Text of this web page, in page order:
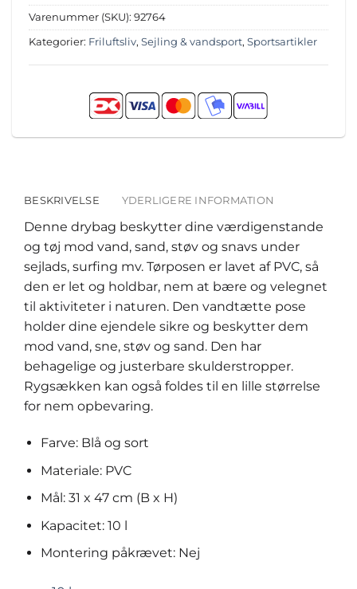
Varenummer (SKU): 92764
Kategorier: Friluftsliv, Sejling & vandsport, Sportsartikler
BESKRIVELSE YDERLIGERE INFORMATION
Denne drybag beskytter dine værdigenstande
og tøj mod vand, sand, støv og snavs under
sejlads, surfing mv. Tørposen er lavet af PVC, så
den er let og holdbar, nem at bære og velegnet
til aktiviteter i naturen. Den vandtætte pose
holder dine ejendele sikre og beskytter dem
mod vand, sne, støv og sand. Den har
behagelige og justerbare skulderstropper.
Rygsækken kan også foldes til en lille størrelse
for nem opbevaring.
Farve: Blå og sort
Materiale: PVC
Mål: 31 x 47 cm (B x H)
Kapacitet: 10 l
Montering påkrævet: Nej